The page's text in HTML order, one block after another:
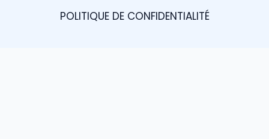
POLITIQUE DE CONFIDENTIALITÉ